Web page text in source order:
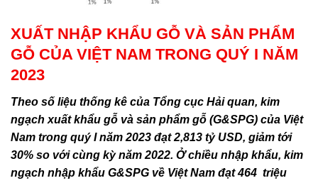
XUẤT NHẬP KHẨU GỖ VÀ SẢN PHẨM
GỖ CỦA VIỆT NAM TRONG QUÝ I NĂM
2023
Theo số liệu thống kê của Tổng cục Hải quan, kim
ngạch xuất khẩu gỗ và sản phẩm gỗ (G&SPG) của Việt
Nam trong quý I năm 2023 đạt 2,813 tỷ USD, giảm tới
30% so với cùng kỳ năm 2022. Ở chiều nhập khẩu, kim
ngạch nhập khẩu G&SPG về Việt Nam đạt 464 triệu